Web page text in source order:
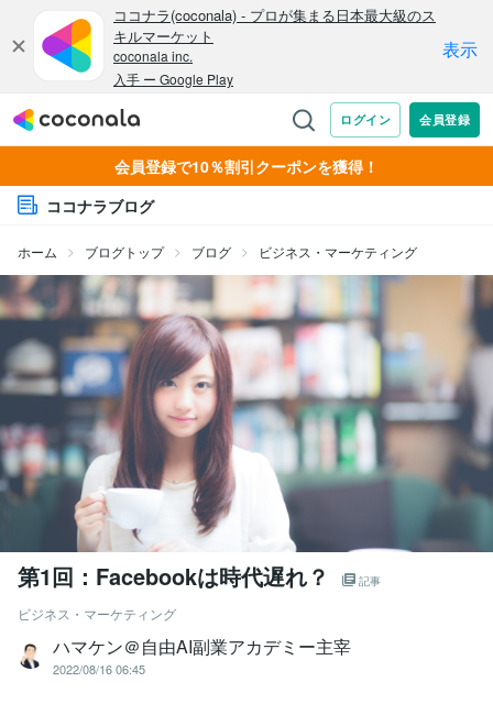
会員登録で10％割引クーポンを獲得！
ココナラブログ
ホーム ブログトップ ブログ ビジネス・マーケティング
第1回：Facebookは時代遅れ？ 記事
ビジネス・マーケティング
ハマケン＠自由AI副業アカデミー主宰
2022/08/16 06:45